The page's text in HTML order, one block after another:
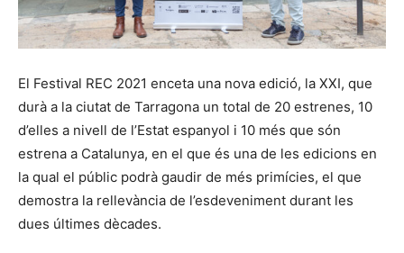
El Festival REC 2021 enceta una nova edició, la XXI, que
durà a la ciutat de Tarragona un total de 20 estrenes, 10
d’elles a nivell de l’Estat espanyol i 10 més que són
estrena a Catalunya, en el que és una de les edicions en
la qual el públic podrà gaudir de més primícies, el que
demostra la rellevància de l’esdeveniment durant les
dues últimes dècades.